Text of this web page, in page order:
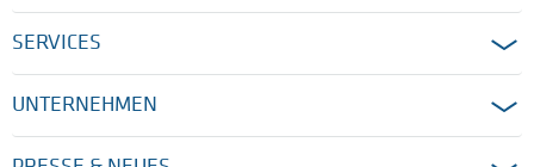
SERVICES
UNTERNEHMEN